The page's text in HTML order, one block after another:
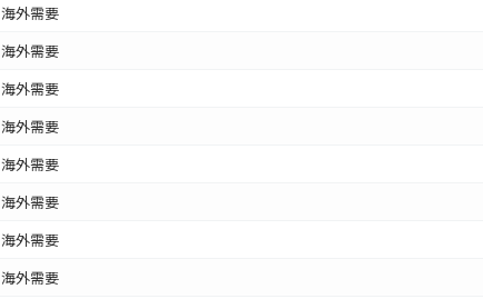
海外需要
海外需要
海外需要
海外需要
海外需要
海外需要
海外需要
海外需要